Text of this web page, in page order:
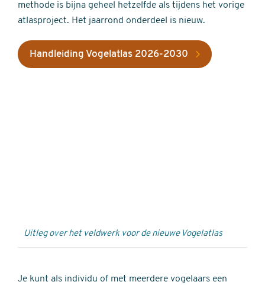
methode is bijna geheel hetzelfde als tijdens het vorige
atlasproject. Het jaarrond onderdeel is nieuw.
Handleiding Vogelatlas 2026-2030
Uitleg over het veldwerk voor de nieuwe Vogelatlas
Je kunt als individu of met meerdere vogelaars een